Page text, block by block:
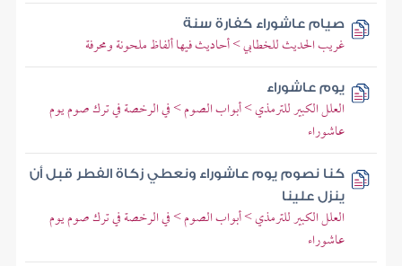
صيام عاشوراء كفارة سنة
غريب الحديث للخطابي > أحاديث فيها ألفاظ ملحونة ومحرفة
يوم عاشوراء
العلل الكبير للترمذي > أبواب الصوم > في الرخصة في ترك صوم يوم
عاشوراء
كنا نصوم يوم عاشوراء ونعطي زكاة الفطر قبل أن
ينزل علينا
العلل الكبير للترمذي > أبواب الصوم > في الرخصة في ترك صوم يوم
عاشوراء